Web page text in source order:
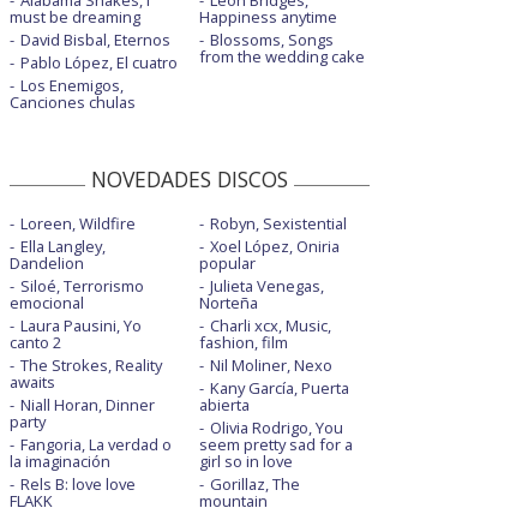
must be dreaming
David Bisbal, Eternos
Pablo López, El cuatro
Los Enemigos,
Canciones chulas
Happiness anytime
Blossoms, Songs
from the wedding cake
NOVEDADES DISCOS
Loreen, Wildfire
Ella Langley,
Dandelion
Siloé, Terrorismo
emocional
Laura Pausini, Yo
canto 2
The Strokes, Reality
awaits
Niall Horan, Dinner
party
Fangoria, La verdad o
la imaginación
Rels B: love love
FLAKK
Robyn, Sexistential
Xoel López, Oniria
popular
Julieta Venegas,
Norteña
Charli xcx, Music,
fashion, film
Nil Moliner, Nexo
Kany García, Puerta
abierta
Olivia Rodrigo, You
seem pretty sad for a
girl so in love
Gorillaz, The
mountain